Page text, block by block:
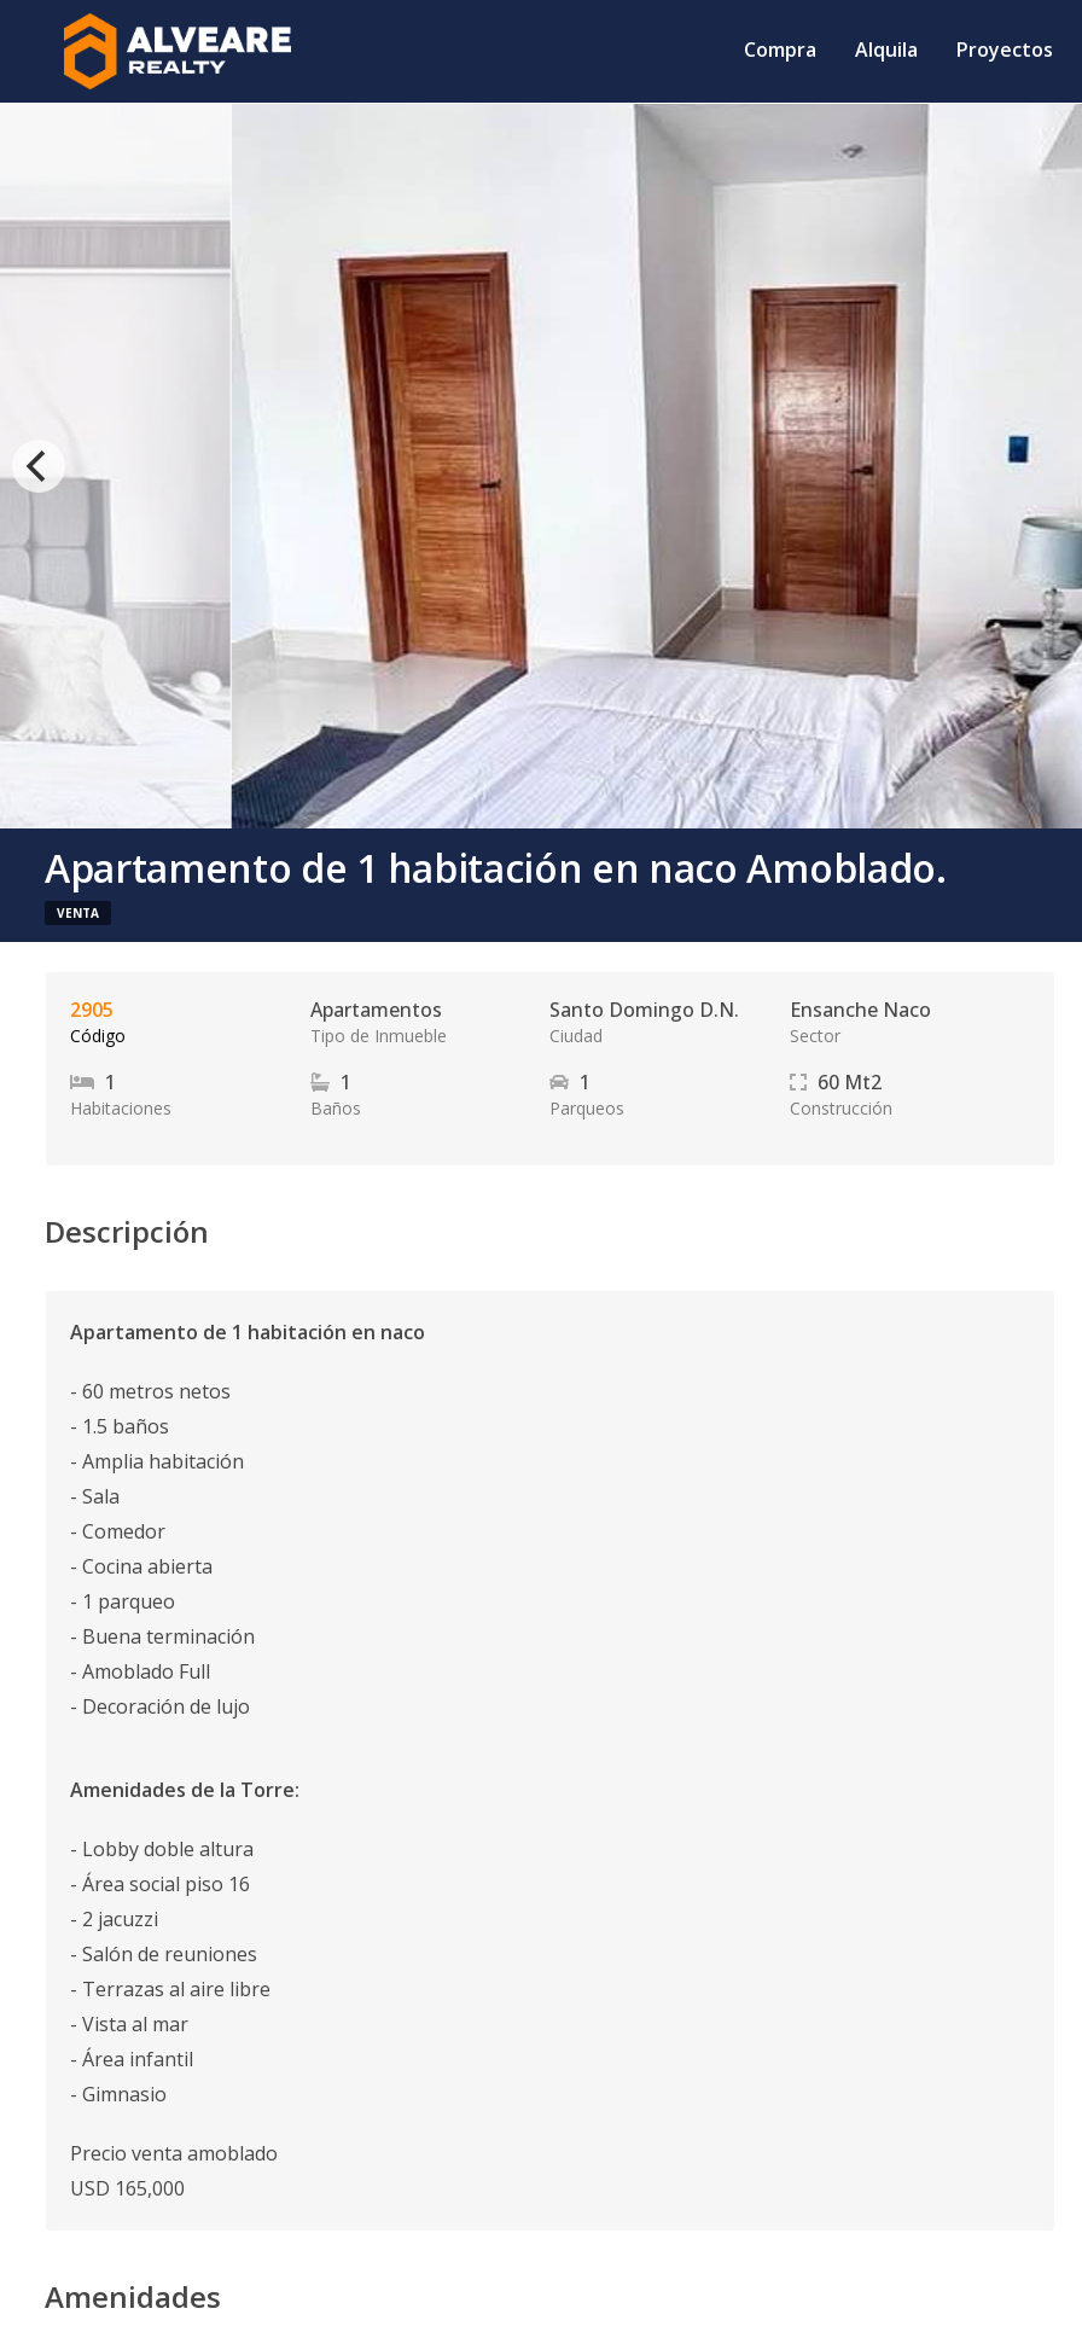
Compra Alquila Proyectos
Apartamento de 1 habitación en naco Amoblado.
VENTA
2905
Código
Apartamentos
Tipo de Inmueble
Santo Domingo D.N.
Ciudad
Ensanche Naco
Sector
1
Habitaciones
1
Baños
1
Parqueos
60 Mt2
Construcción
Descripción
Apartamento de 1 habitación en naco
- 60 metros netos
- 1.5 baños
- Amplia habitación
- Sala
- Comedor
- Cocina abierta
- 1 parqueo
- Buena terminación
- Amoblado Full
- Decoración de lujo
Amenidades de la Torre:
- Lobby doble altura
- Área social piso 16
- 2 jacuzzi
- Salón de reuniones
- Terrazas al aire libre
- Vista al mar
- Área infantil
- Gimnasio
Precio venta amoblado
USD 165,000
Amenidades